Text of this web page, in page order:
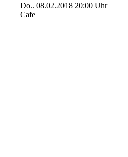
Do.. 08.02.2018 20:00 Uhr
Cafe